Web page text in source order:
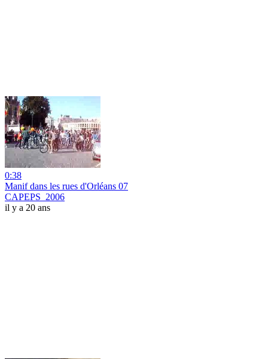
0:38
Manif dans les rues d'Orléans 07
CAPEPS_2006
il y a 20 ans